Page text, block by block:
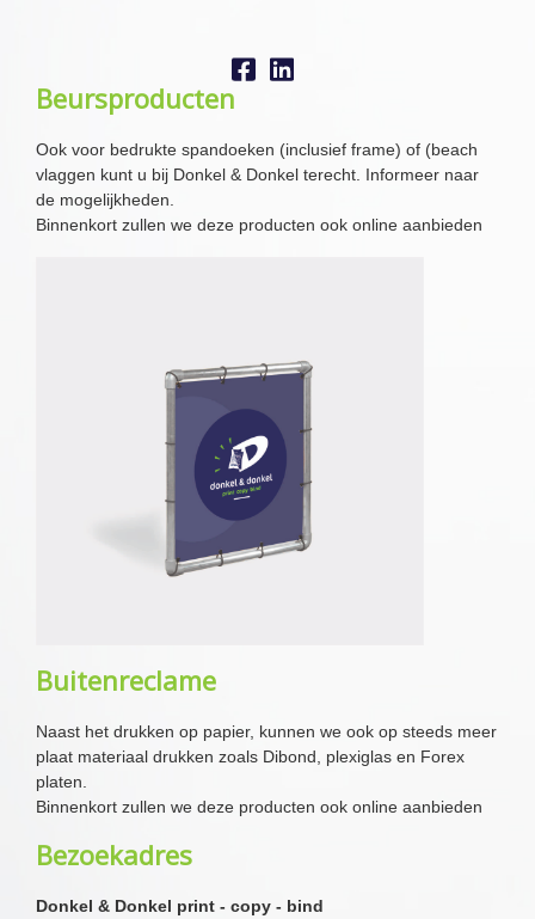
Beursproducten
Ook voor bedrukte spandoeken (inclusief frame) of (beach
vlaggen kunt u bij Donkel & Donkel terecht. Informeer naar
de mogelijkheden.
Binnenkort zullen we deze producten ook online aanbieden
Buitenreclame
Naast het drukken op papier, kunnen we ook op steeds meer
plaat materiaal drukken zoals Dibond, plexiglas en Forex
platen.
Binnenkort zullen we deze producten ook online aanbieden
Bezoekadres
Donkel & Donkel print - copy - bind